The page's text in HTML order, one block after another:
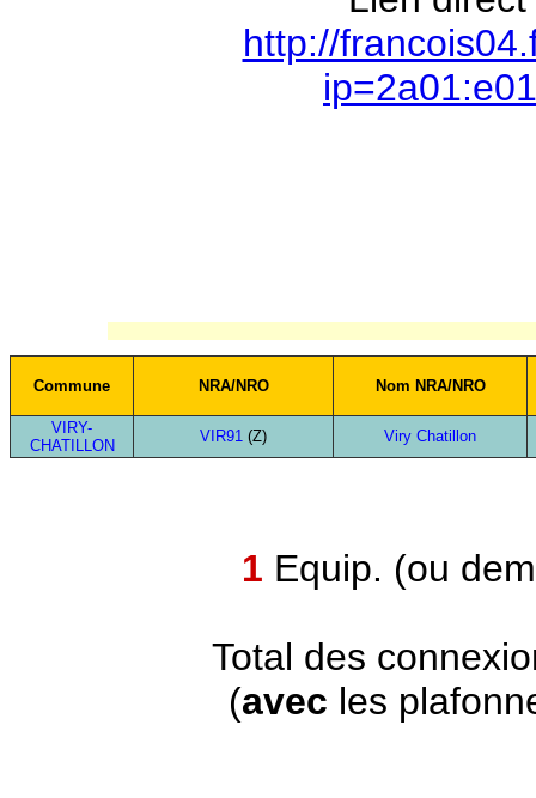
http://
Commune NRA/NRO Nom NRA/NRO
VIRY-
CHATILLON
VIR91 (Z) Viry Chatillon
1 Equip. (ou
Total des
(avec les